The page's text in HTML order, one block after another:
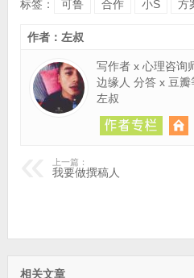
标签： 可鲁 合作 小S 方
作者：左叔
写作者 x 心理咨询
边缘人 分答 x 豆
左叔
上一篇：
我要做撰稿人
相关文章